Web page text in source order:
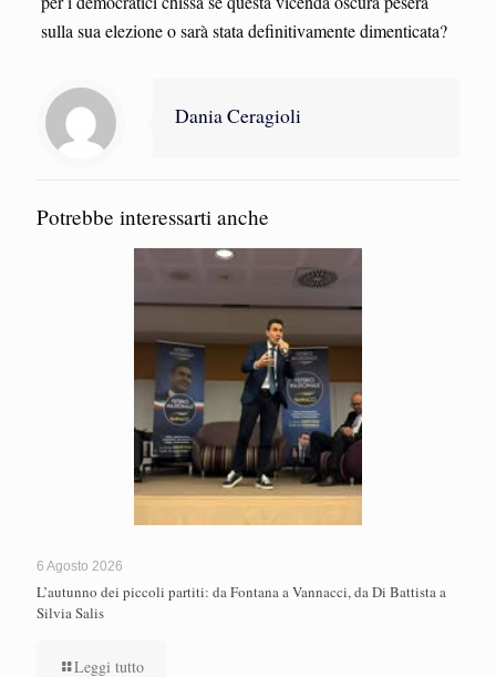
sulla sua elezione o sarà stata definitivamente dimenticata?
Dania Ceragioli
Potrebbe interessarti anche
6 Agosto 2026
L’autunno dei piccoli partiti: da Fontana a Vannacci, da Di Battista a
Silvia Salis
Leggi tutto